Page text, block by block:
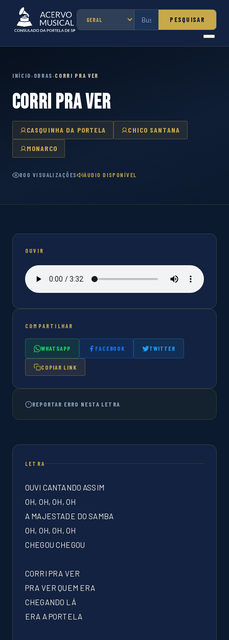
PESQUISAR
INÍCIO› OBRAS›CORRI PRA VER
CORRI PRA VER
CASQUINHA DA PORTELA CHICO SANTANA
MONARCO
800 VISUALIZAÇÕES ÁUDIO DISPONÍVEL
LETRA
OUVI CANTANDO ASSIM
OH, OH, OH, OH
A MAJESTADE DO SAMBA
OH, OH, OH, OH
CHEGOU CHEGOU
CORRI PRA VER
PRA VER QUEM ERA
CHEGANDO LÁ
ERA A PORTELA
OUVIR
COMPARTILHAR
WHATSAPP FACEBOOK TWITTER
COPIAR LINK
REPORTAR ERRO NESTA LETRA